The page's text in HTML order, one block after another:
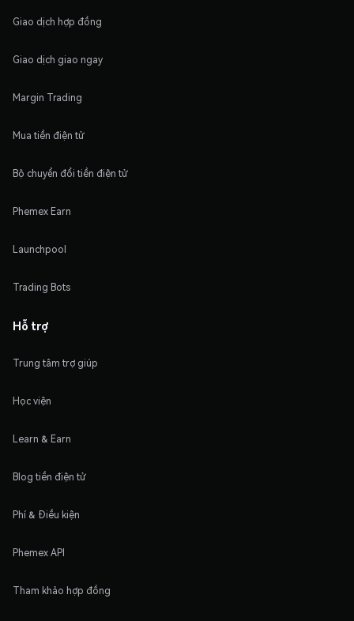
Giao dịch hợp đồng
Giao dịch giao ngay
Margin Trading
Mua tiền điện tử
Bộ chuyển đổi tiền điện tử
Phemex Earn
Launchpool
Trading Bots
Hỗ trợ
Trung tâm trợ giúp
Học viện
Learn & Earn
Blog tiền điện tử
Phí & Điều kiện
Phemex API
Tham khảo hợp đồng